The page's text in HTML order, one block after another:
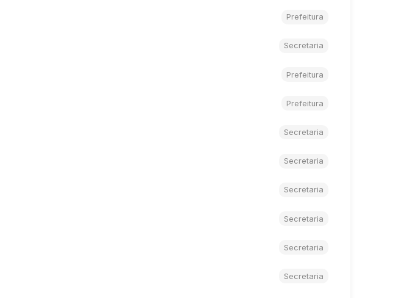
Prefeitura
Secretaria
Prefeitura
Prefeitura
Secretaria
Secretaria
Secretaria
Secretaria
Secretaria
Secretaria